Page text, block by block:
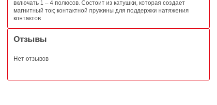
включать 1 – 4 полюсов. Состоит из катушки, которая создает
магнитный ток; контактной пружины для поддержки натяжения
контактов.
Отзывы
Нет отзывов